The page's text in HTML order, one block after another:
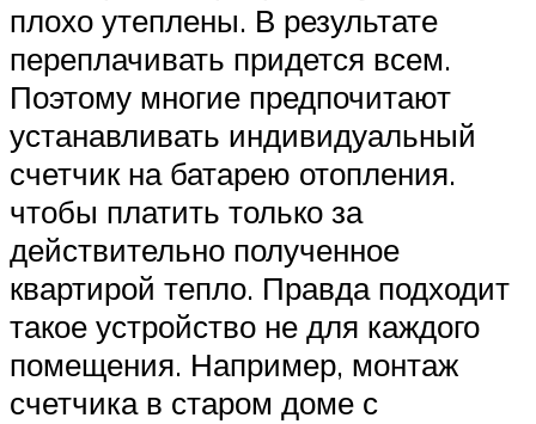
плохо утеплены. В результате
переплачивать придется всем.
Поэтому многие предпочитают
устанавливать индивидуальный
счетчик на батарею отопления.
чтобы платить только за
действительно полученное
квартирой тепло. Правда подходит
такое устройство не для каждого
помещения. Например, монтаж
счетчика в старом доме с